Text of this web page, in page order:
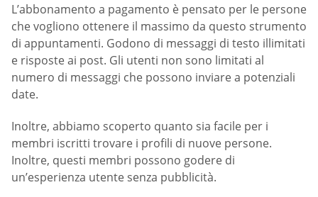
L’abbonamento a pagamento è pensato per le persone
che vogliono ottenere il massimo da questo strumento
di appuntamenti. Godono di messaggi di testo illimitati
e risposte ai post. Gli utenti non sono limitati al
numero di messaggi che possono inviare a potenziali
date.
Inoltre, abbiamo scoperto quanto sia facile per i
membri iscritti trovare i profili di nuove persone.
Inoltre, questi membri possono godere di
un’esperienza utente senza pubblicità.